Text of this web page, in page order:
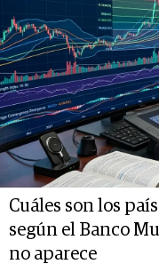
Cuáles son los
según el Banco
no aparece